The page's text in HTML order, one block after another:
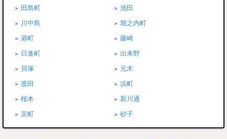
田島町
池田
川中島
堀之内町
港町
藤崎
日進町
出来野
貝塚
元木
渡田
浜町
桜本
新川通
京町
砂子